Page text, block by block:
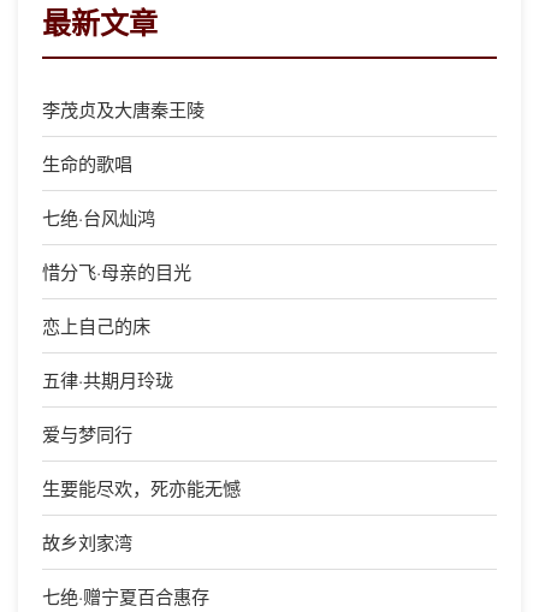
最新文章
李茂贞及大唐秦王陵
生命的歌唱
七绝·台风灿鸿
惜分飞·母亲的目光
恋上自己的床
五律·共期月玲珑
爱与梦同行
生要能尽欢，死亦能无憾
故乡刘家湾
七绝·赠宁夏百合惠存